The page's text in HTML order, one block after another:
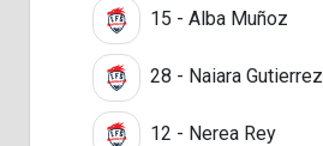
15 - Alba Muñoz
28 - Naiara Gutierrez
12 - Nerea Rey